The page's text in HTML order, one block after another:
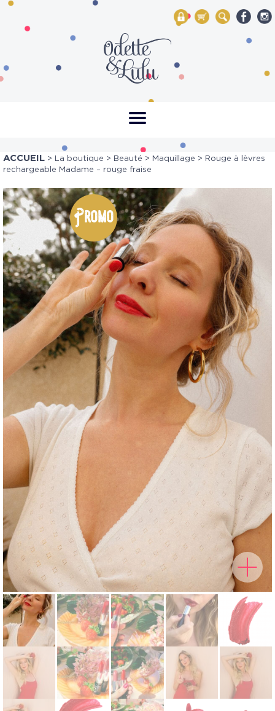
My Account
Mon panier
Rechercher
ACCUEIL > La boutique > Beauté > Maquillage > Rouge à lèvres
rechargeable Madame – rouge fraise
Promo